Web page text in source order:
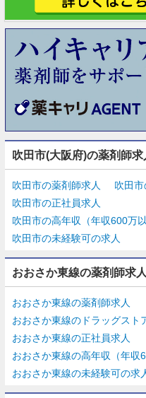
吹田市(大阪府)の薬剤師
吹田市の薬剤師求人
吹田
吹田市の正社員求人
吹田市の高年収（年収600万
吹田市の未経験可の求人
おおさか東線の薬剤師求
おおさか東線の薬剤師求人
おおさか東線のドラッグスト
おおさか東線の正社員求人
おおさか東線の高年収（年収
おおさか東線の未経験可の求